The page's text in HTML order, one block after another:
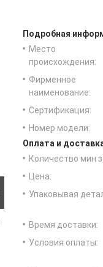
Подробная
Место
происхождения:
Фирменное
наименование:
Сертификация:
Номер модели:
Оплата и
Количество мин
Цена:
Упаковывая
Время доставки:
Условия оплаты: